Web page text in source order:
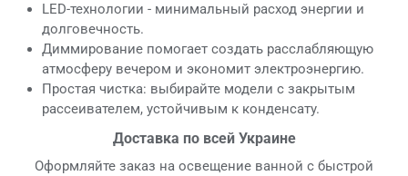
LED-технологии - минимальный расход энергии и
долговечность.
Диммирование помогает создать расслабляющую
атмосферу вечером и экономит электроэнергию.
Простая чистка: выбирайте модели с закрытым
рассеивателем, устойчивым к конденсату.
Доставка по всей Украине
Оформляйте заказ на освещение ванной с быстрой